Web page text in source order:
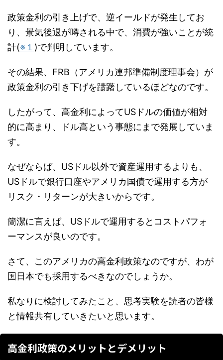
政策金利の引き上げで、逆イールドが発生してお
り、景気後退が噂される中で、消費が強いことが統
計(※１ )で判明しています。
その結果、FRB（アメリカ連邦準備制度理事会）が
政策金利の引き下げを躊躇しているほどなのです。
したがって、高金利によってUSドルの価値が相対
的に高まり、ドル高という事態にまで発展していま
す。
なぜならば、USドル以外で資産運用するよりも、
USドルで銀行口座やアメリカ国債で運用する方が
リスク・リターンが大きいからです。
簡潔に言えば、USドルで運用するとコストパフォ
ーマンスが良いのです。
さて、このアメリカの高金利政策なのですが、わが
国日本でも採用するべきなのでしょうか。
私なりに検討してみたこと、思考実験を読者の皆様
と情報共有していきたいと思います。
高金利政策のメリットとデメリット